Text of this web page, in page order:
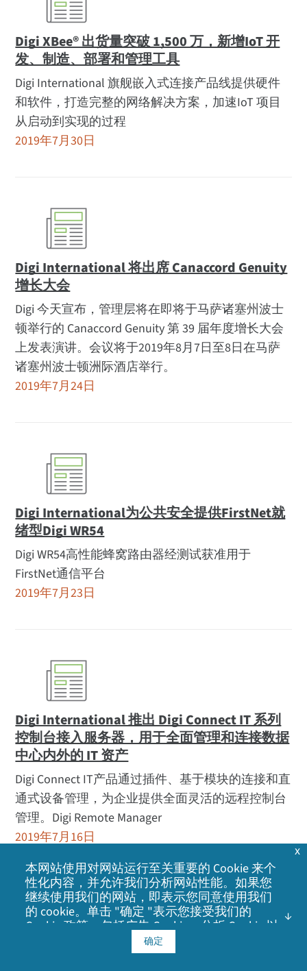
Digi XBee® 出货量突破 1,500 万，新增IoT 开
发、制造、部署和管理工具
Digi International 旗舰嵌入式连接产品线提供硬件
和软件，打造完整的网络解决方案，加速IoT 项目
从启动到实现的过程
2019年7月30日
Digi International 将出席 Canaccord Genuity
增长大会
Digi 今天宣布，管理层将在即将于马萨诸塞州波士
顿举行的 Canaccord Genuity 第 39 届年度增长大会
上发表演讲。会议将于2019年8月7日至8日在马萨
诸塞州波士顿洲际酒店举行。
2019年7月24日
Digi International为公共安全提供FirstNet就
绪型Digi WR54
Digi WR54高性能蜂窝路由器经测试获准用于
FirstNet通信平台
2019年7月23日
Digi International 推出 Digi Connect IT 系列
控制台接入服务器，用于全面管理和连接数据
中心内外的 IT 资产
Digi Connect IT产品通过插件、基于模块的连接和直
通式设备管理，为企业提供全面灵活的远程控制台
管理。Digi Remote Manager
2019年7月16日
本网站使用对网站运行至关重要的 Cookie 来个
性化内容，并允许我们分析网站性能。如果您
继续使用我们的网站，即表示您同意使用我们
的 cookie。单击 "确定 "表示您接受我们的
Cookie 政策 ，包括广告 Cookie、分析 Cookie 以
及与社交媒体、广告和分析合作伙伴共享信
确定
x